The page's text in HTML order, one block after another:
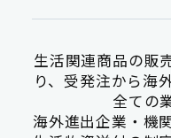
生活関連商品の販
り、受発注から海
全ての
海外進出企業・機